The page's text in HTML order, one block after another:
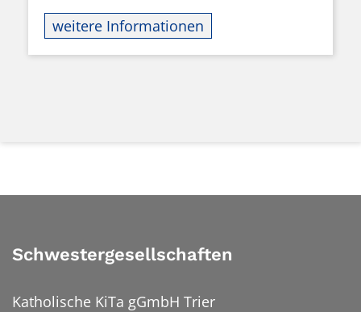
weitere Informationen
Schwestergesellschaften
Katholische KiTa gGmbH Trier